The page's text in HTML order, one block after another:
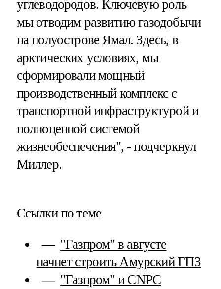
углеводородов. Ключевую роль
мы отводим развитию газодобычи
на полуострове Ямал. Здесь, в
арктических условиях, мы
сформировали мощный
производственный комплекс с
транспортной инфраструктурой и
полноценной системой
жизнеобеспечения", - подчеркнул
Миллер.
Ссылки по теме
"Газпром" в августе
начнет строить Амурский ГПЗ
"Газпром" и CNPC